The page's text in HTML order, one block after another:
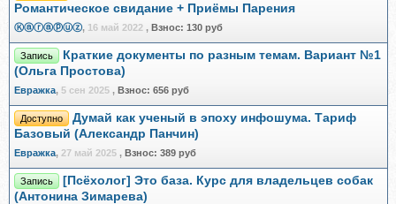
Романтическое свидание + Приёмы Парения
Ⓚⓐⓡⓐⓟⓤⓩ, 16 май 2022 , Взнос: 130 руб
Запись
Краткие документы по разным темам. Вариант №1
(Ольга Простова)
Евражкa, 5 сен 2025 , Взнос: 656 руб
Доступно
Думай как ученый в эпоху инфошума. Тариф
Базовый (Александр Панчин)
Евражкa, 27 май 2025 , Взнос: 389 руб
Запись
[Псёхолог] Это база. Курс для владельцев собак
(Антонина Зимарева)